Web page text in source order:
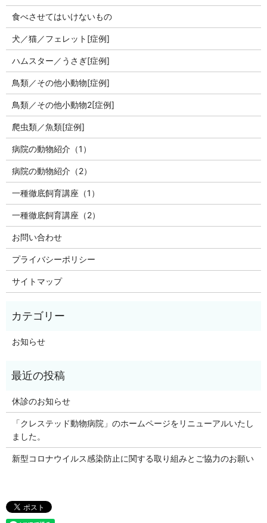
食べさせてはいけないもの
犬／猫／フェレット[症例]
ハムスター／うさぎ[症例]
鳥類／その他小動物[症例]
鳥類／その他小動物2[症例]
爬虫類／魚類[症例]
病院の動物紹介（1）
病院の動物紹介（2）
一種徹底飼育講座（1）
一種徹底飼育講座（2）
お問い合わせ
プライバシーポリシー
サイトマップ
お知らせ
休診のお知らせ
「クレステッド動物病院」のホームページをリニューアルいたし
ました。
新型コロナウイルス感染防止に関する取り組みとご協力のお願い